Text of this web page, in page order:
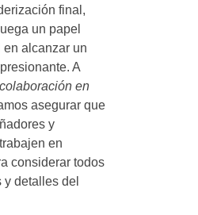
final,
un papel
en alcanzar un
A
colaboración en
asegurar que
y
en
considerar todos
y detalles del